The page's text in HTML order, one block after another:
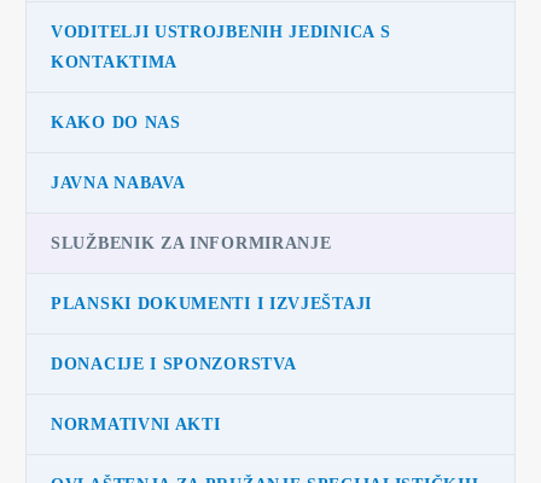
VODITELJI USTROJBENIH JEDINICA S
KONTAKTIMA
KAKO DO NAS
JAVNA NABAVA
SLUŽBENIK ZA INFORMIRANJE
PLANSKI DOKUMENTI I IZVJEŠTAJI
DONACIJE I SPONZORSTVA
NORMATIVNI AKTI